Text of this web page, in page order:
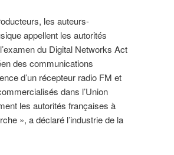
les auteurs-
appellent les autorités
du Digital Networks Act
des communications
d’un récepteur radio FM et
dans l’Union
les autorités françaises à
», a déclaré l’industrie de la